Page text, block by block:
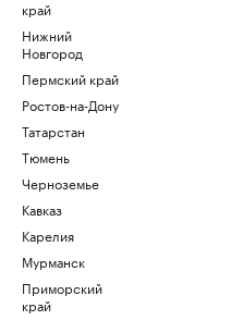
край
Нижний
Новгород
Пермский край
Ростов-на-Дону
Татарстан
Тюмень
Черноземье
Кавказ
Карелия
Мурманск
Приморский
край